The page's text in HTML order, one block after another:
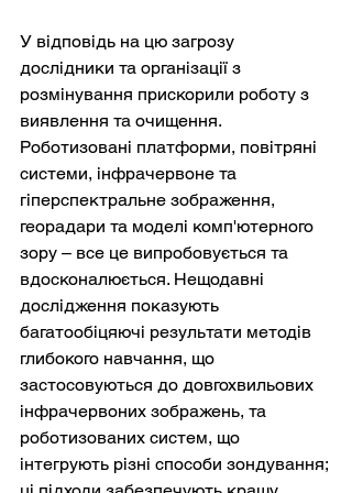
У відповідь на цю загрозу
дослідники та організації з
розмінування прискорили роботу з
виявлення та очищення.
Роботизовані платформи, повітряні
системи, інфрачервоне та
гіперспектральне зображення,
георадари та моделі комп'ютерного
зору – все це випробовується та
вдосконалюється. Нещодавні
дослідження показують
багатообіцяючі результати методів
глибокого навчання, що
застосовуються до довгохвильових
інфрачервоних зображень, та
роботизованих систем, що
інтегрують різні способи зондування;